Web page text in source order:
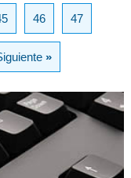
46 47
»